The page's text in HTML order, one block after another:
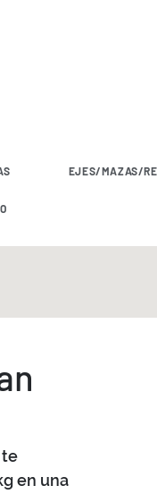
EJES/MAZAS/
te
en una